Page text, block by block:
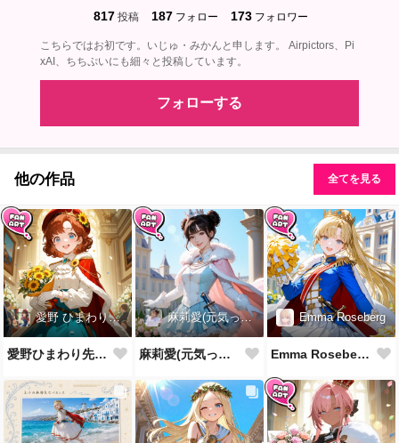
817 投稿 187 フォロー 173 フォロワー
こちらではお初です。いじゅ・みかんと申します。 Airpictors、Pi
xAI、ちちぷいにも細々と投稿しています。
フォローする
他の作品 全てを見る
愛野 ひまわり先生
愛野ひまわり先生誕生祝！
麻莉愛(元気っ子)
麻莉愛(元気っ子)様誕生祝！
Emma Roseberg
Emma Roseberg様誕生祝！